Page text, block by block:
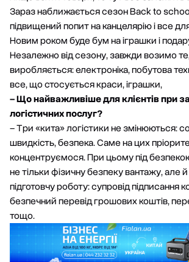
Зараз наближається сезон Back to
підвищений попит на канцелярію і все
Новим роком буде бум на іграшки і
Незалежно від сезону, завжди возимо
виробляється: електроніка, побутова
все, що стосується краси, іграшки,
– Що найважливіше для клієнтів при
логістичних послуг?
– Три «кита» логістики не змінюються:
швидкість, безпека. Саме на цих
концентруємося. При цьому під
не тільки фізичну безпеку вантажу, але й
підготовчу роботу: супровід підписання
безпечний перевід грошових коштів,
тощо.